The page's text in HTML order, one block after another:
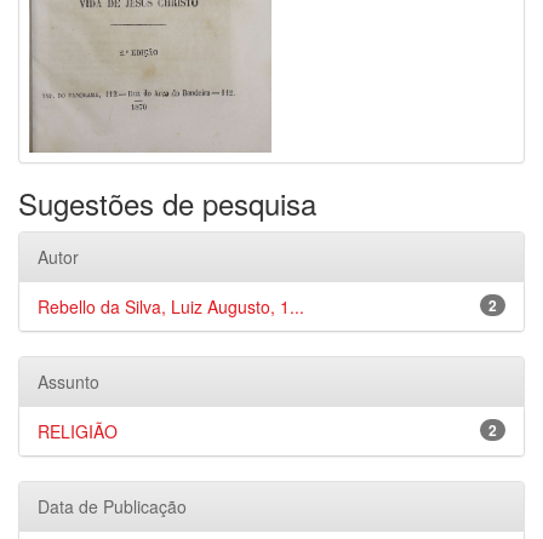
Sugestões de pesquisa
Autor
2
Rebello da Silva, Luiz Augusto, 1...
Assunto
2
RELIGIÃO
Data de Publicação